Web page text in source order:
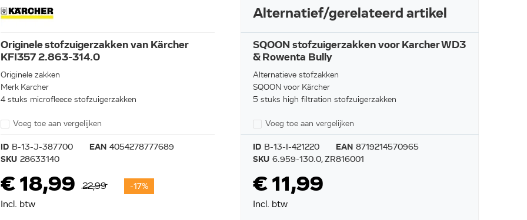
Web aanbieding
Originele stofzuigerzakken van Kärcher
KFI357 2.863-314.0
Originele zakken
Merk Karcher
4 stuks microfleece stofzuigerzakken
Voeg toe aan vergelijken
ID B-13-J-387700 EAN 4054278777689
SKU 28633140
€ 18,99 22,99 -17%
Incl. btw
Alternatief/gerelateerd artikel
SQOON stofzuigerzakken voor Karcher WD3
& Rowenta Bully
Alternatieve stofzakken
SQOON voor Kärcher
5 stuks high filtration stofzuigerzakken
Voeg toe aan vergelijken
ID B-13-I-421220 EAN 8719214570965
SKU 6.959-130.0, ZR816001
€ 11,99
Incl. btw